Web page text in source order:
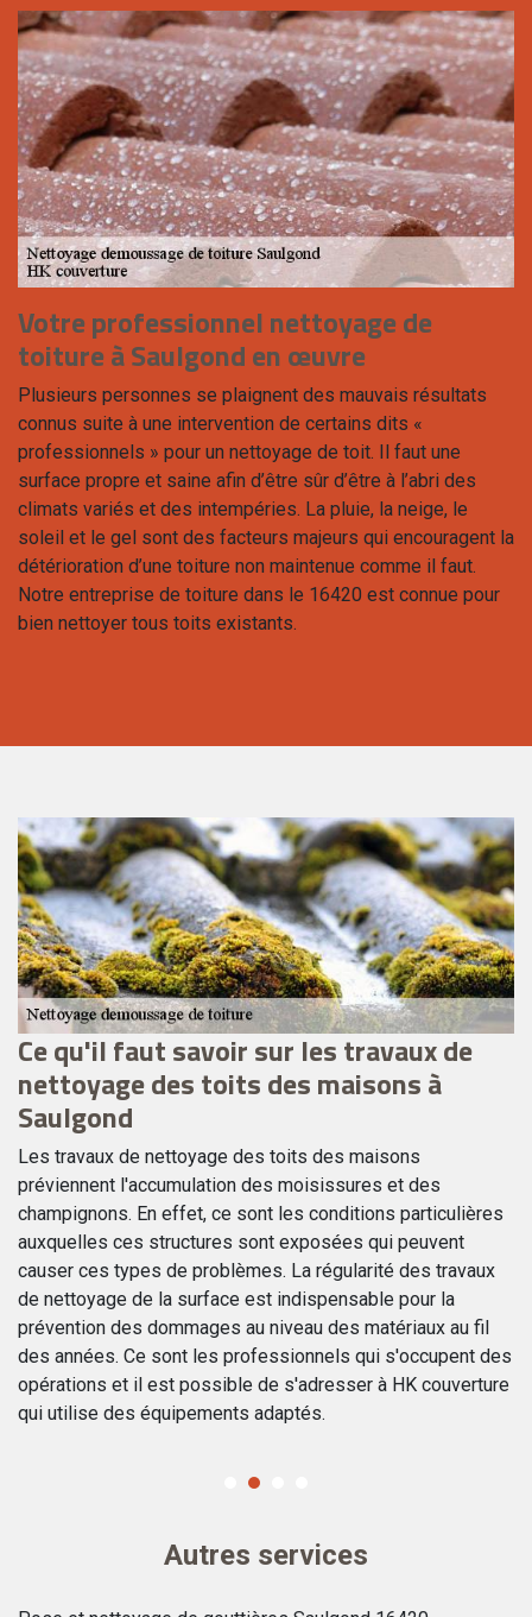
Votre professionnel nettoyage de
toiture à Saulgond en œuvre
Plusieurs personnes se plaignent des mauvais résultats
connus suite à une intervention de certains dits «
professionnels » pour un nettoyage de toit. Il faut une
surface propre et saine afin d’être sûr d’être à l’abri des
climats variés et des intempéries. La pluie, la neige, le
soleil et le gel sont des facteurs majeurs qui encouragent la
détérioration d’une toiture non maintenue comme il faut.
Notre entreprise de toiture dans le 16420 est connue pour
bien nettoyer tous toits existants.
Ce qu'il faut savoir sur les travaux de
nettoyage des toits des maisons à
Saulgond
Les travaux de nettoyage des toits des maisons
préviennent l'accumulation des moisissures et des
champignons. En effet, ce sont les conditions particulières
auxquelles ces structures sont exposées qui peuvent
causer ces types de problèmes. La régularité des travaux
de nettoyage de la surface est indispensable pour la
prévention des dommages au niveau des matériaux au fil
des années. Ce sont les professionnels qui s'occupent des
opérations et il est possible de s'adresser à HK couverture
qui utilise des équipements adaptés.
Autres services